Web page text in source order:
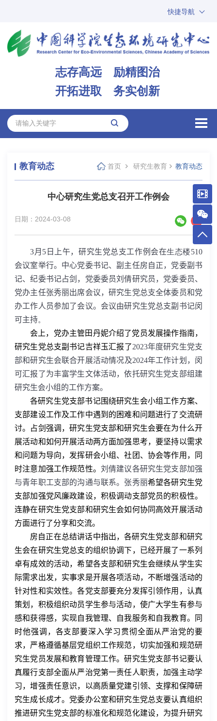
快捷导航
ARP
邮箱
志存高远 励精图治
开拓进取 务实创新
教育动态 首页 研究生教育 教育动态
中心研究生党总支召开工作例会
日期：2024-03-08
3月 5 日上午，研究生党总支工作例会在生态楼510
会议室举行。中心党委书记、副主任房自正，党委副书
记、纪委书记占剑，党委委员刘倩研究员，党委委员、
党办主任张秀丽出席会议，研究生党总支全体委员和党
办工作人员参加了会议。会议由研究生党总支副书记闵
可主持。
会上，党办主管田丹妮介绍了党员发展操作指南，
研究生党总支副书记吉祥玉汇报了2023年度研究生党支
部和研究生会联合开展活动情况及2024年工作计划，闵
可汇报了为丰富学生文体活动，依托研究生党支部组建
研究生会小组的工作方案。
各研究生党支部书记围绕研究生会小组工作方案、
支部建设工作及工作中遇到的困难和问题进行了交流研
讨。占剑强调，研究生党支部和研究生会要在为什么开
展活动和如何开展活动两方面加强思考，要坚持以需求
和问题为导向，发挥研会小组、社团、协会等作用，同
时注意加强工作规范性。 刘倩建议各研究生党支部加强
与青年职工支部的沟通与联系。张秀丽希望各研究生党
支部加强党风廉政建设，积极调动支部党员的积极性。
连静在研究生党支部和研究生会如何协同高效开展活动
方面进行了分享和交流。
房自正在总结讲话中指出，各研究生党支部和研究
生会在研究生党总支的组织协调下，已经开展了一系列
卓有成效的活动，希望各支部和研究生会继续从学生实
际需求出发，实事求是开展各项活动，不断增强活动的
针对性和实效性。各党支部要充分发挥引领作用，认真
策划，积极组织动员学生参与活动，使广大学生有参与
感和获得感，实现自我管理、自我服务和自我教育。同
时他强调，各支部要深入学习贯彻全面从严治党的要
求，严格遵循基层党组织工作规范，切实加强和规范研
究生党员发展和教育管理工作。研究生党支部书记要认
真履行支部全面从严治党第一责任人职责，加强主动学
习，增强责任意识，以高质量党建引领、支撑和保障研
究生成长成才。党委办公室和研究生党总支要认真组织
推进研究生党支部的标准化和规范化建设，为提升研究